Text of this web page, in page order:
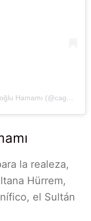
Una publicación compartida por Cağaloğlu Hamamı (@cagalogluhamam)
la realeza,
Hürrem,
el Sultán